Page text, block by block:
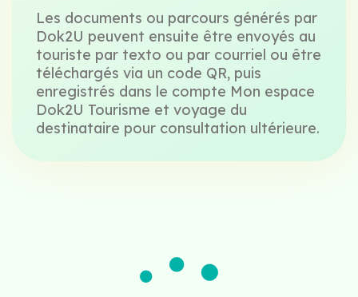
Les documents ou parcours générés par
Dok2U peuvent ensuite être envoyés au
touriste par texto ou par courriel ou être
téléchargés via un code QR, puis
enregistrés dans le compte Mon espace
Dok2U Tourisme et voyage du
destinataire pour consultation ultérieure.